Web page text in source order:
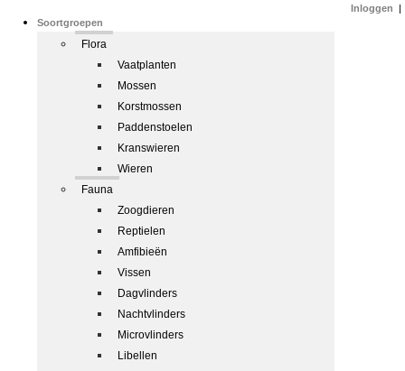
Soortgroepen
Flora
Vaatplanten
Mossen
Korstmossen
Paddenstoelen
Kranswieren
Wieren
Fauna
Zoogdieren
Reptielen
Amfibieën
Vissen
Dagvlinders
Nachtvlinders
Microvlinders
Libellen
Inloggen |